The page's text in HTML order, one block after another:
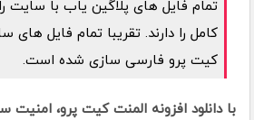
تمام فایل های پلاگین یاب با سایت
کامل را دارند. تقریبا تمام فایل های
کیت پرو فارسی سازی شده است.
با دانلود افزونه المنت کیت پرو،